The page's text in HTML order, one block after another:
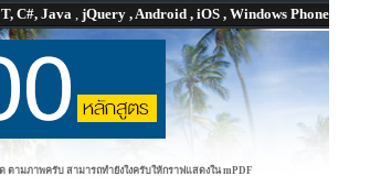
C#, Java , jQuery , Android , iOS , Windows Phone
ามภาพครับ สามารถทำยังใงครับให้กราฟแสดงใน mPDF